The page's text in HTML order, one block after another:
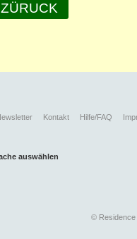
Kontakt Hilfe/FAQ
auswählen
©Residence